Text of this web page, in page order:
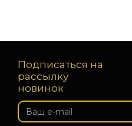
Подписаться на
рассылку
новинок